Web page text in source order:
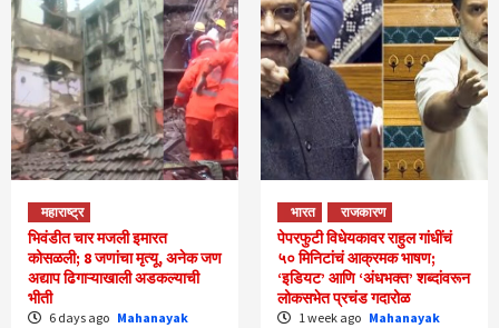
महाराष्ट्र
भिवंडीत चार मजली इमारत
कोसळली; 8 जणांचा मृत्यू, अनेक जण
अद्याप ढिगाऱ्याखाली अडकल्याची
भीती
6 days ago Mahanayak
भारत राजकारण
पेपरफुटी विधेयकावर राहुल गांधींचं
५० मिनिटांचं आक्रमक भाषण;
‘इडियट’ आणि ‘अंधभक्त’ शब्दांवरून
लोकसभेत प्रचंड गदारोळ
1 week ago Mahanayak